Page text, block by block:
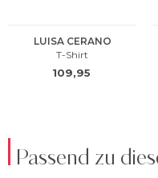
Passend zu